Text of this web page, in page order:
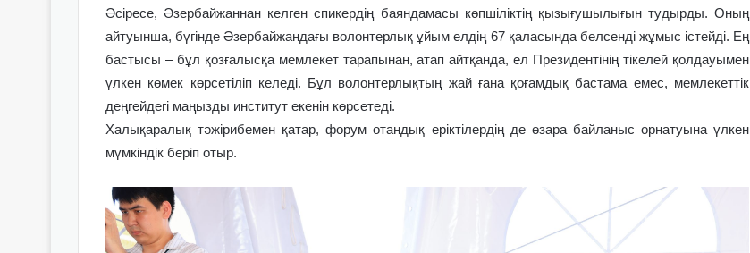
Әсіресе, Әзербайжаннан келген спикердің баяндамасы көпшіліктің қызығушылығын тудырды. Оның
айтуынша, бүгінде Әзербайжандағы волонтерлық ұйым елдің 67 қаласында белсенді жұмыс істейді. Ең
бастысы – бұл қозғалысқа мемлекет тарапынан, атап айтқанда, ел Президентінің тікелей қолдауымен
үлкен көмек көрсетіліп келеді. Бұл волонтерлықтың жай ғана қоғамдық бастама емес, мемлекеттік
деңгейдегі маңызды институт екенін көрсетеді.
Халықаралық тәжірибемен қатар, форум отандық еріктілердің де өзара байланыс орнатуына үлкен
мүмкіндік беріп отыр.